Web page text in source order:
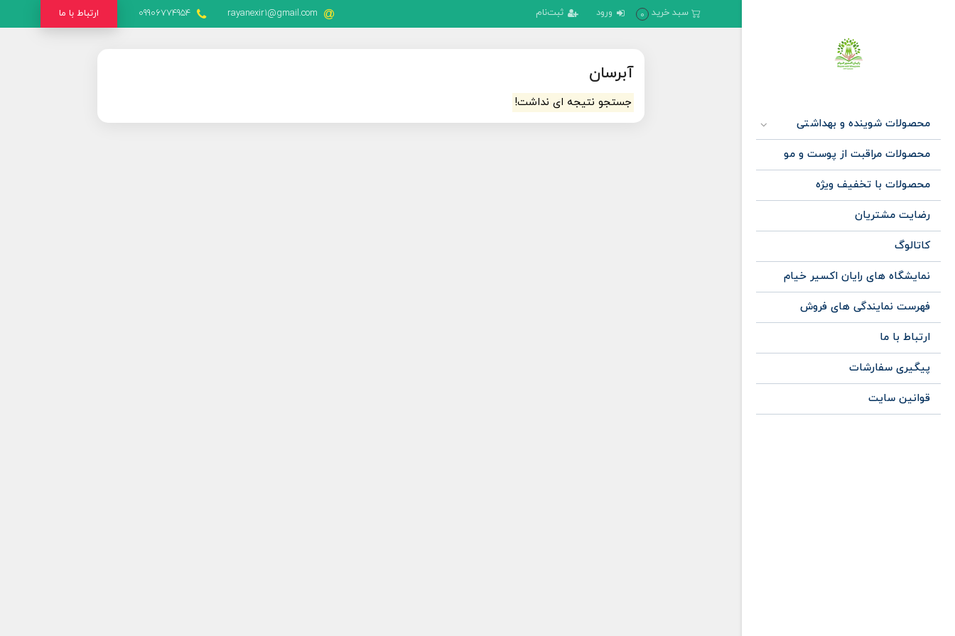
سبد خرید 0 ورود ثبت‌نام rayanexir1@gmail.com
09906774954 ارتباط با ما
محصولات شوینده و بهداشتی
محصولات مراقبت از پوست و مو
محصولات با تخفیف ویژه
رضایت مشتریان
کاتالوگ
نمایشگاه های رایان اکسیر خیام
فهرست نمایندگی های فروش
ارتباط با ما
پیگیری سفارشات
قوانین سایت
آبرسان
جستجو نتیجه ای نداشت!